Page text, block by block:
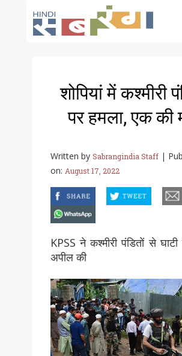
शोपियां में कश्मीरी
पर हमला, एक की
Written by Sabrangindia Staff |
on: August 17, 2022
KPSS ने कश्मीरी पंडितों से
अपील की